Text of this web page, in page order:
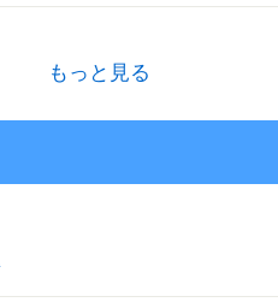
もっと見る